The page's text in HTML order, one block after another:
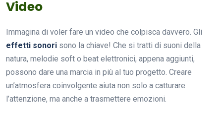
Video
Immagina di voler fare un video che colpisca davvero. Gli
effetti sonori sono la chiave! Che si tratti di suoni della
natura, melodie soft o beat elettronici, appena aggiunti,
possono dare una marcia in più al tuo progetto. Creare
un’atmosfera coinvolgente aiuta non solo a catturare
l’attenzione, ma anche a trasmettere emozioni.